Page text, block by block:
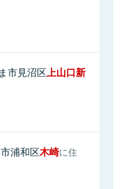
市見沼区上山口新
浦和区木崎に住